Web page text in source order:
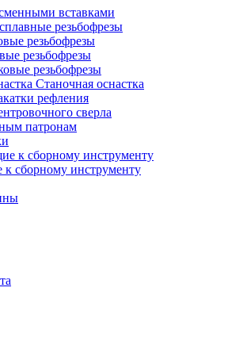
вставками
резьбофрезы
резьбофрезы
резьбофрезы
резьбофрезы
Станочная оснастка
рефления
сверла
патронам
сборному инструменту